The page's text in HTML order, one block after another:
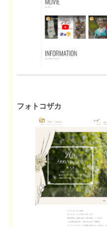
フォトコザカ